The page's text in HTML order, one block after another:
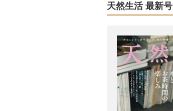
天然生活 最新号